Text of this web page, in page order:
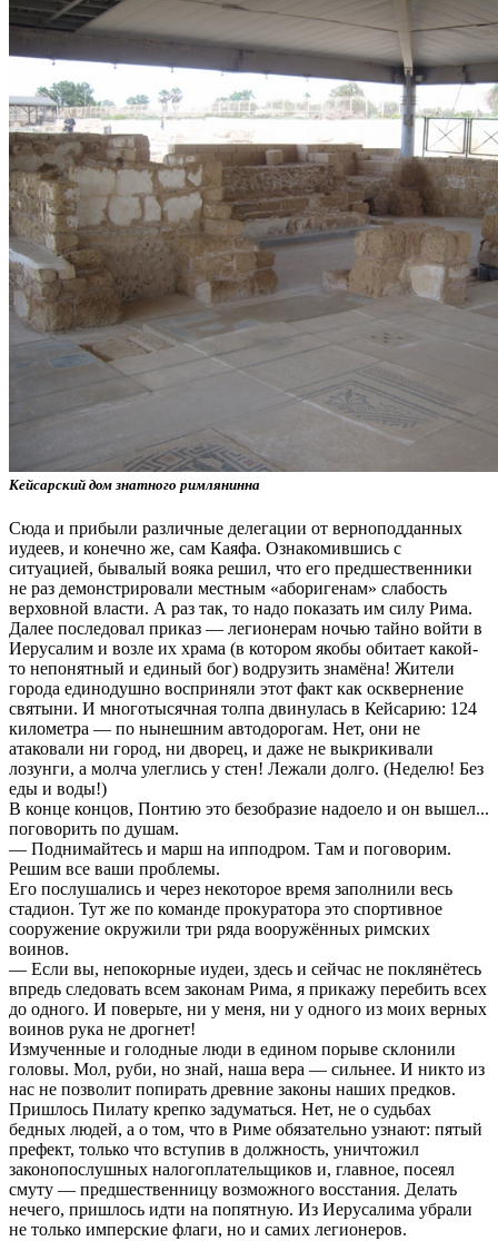
Кейсарский дом знатного римлянинна
Сюда и прибыли различные делегации от верноподданных
иудеев, и конечно же, сам Каяфа. Ознакомившись с
ситуацией, бывалый вояка решил, что его предшественники
не раз демонстрировали местным «аборигенам» слабость
верховной власти. А раз так, то надо показать им силу Рима.
Далее последовал приказ — легионерам ночью тайно войти в
Иерусалим и возле их храма (в котором якобы обитает какой-
то непонятный и единый бог) водрузить знамёна! Жители
города единодушно восприняли этот факт как осквернение
святыни. И многотысячная толпа двинулась в Кейсарию: 124
километра — по нынешним автодорогам. Нет, они не
атаковали ни город, ни дворец, и даже не выкрикивали
лозунги, а молча улеглись у стен! Лежали долго. (Неделю! Без
еды и воды!)
В конце концов, Понтию это безобразие надоело и он вышел...
поговорить по душам.
— Поднимайтесь и марш на ипподром. Там и поговорим.
Решим все ваши проблемы.
Его послушались и через некоторое время заполнили весь
стадион. Тут же по команде прокуратора это спортивное
сооружение окружили три ряда вооружённых римских
воинов.
— Если вы, непокорные иудеи, здесь и сейчас не поклянётесь
впредь следовать всем законам Рима, я прикажу перебить всех
до одного. И поверьте, ни у меня, ни у одного из моих верных
воинов рука не дрогнет!
Измученные и голодные люди в едином порыве склонили
головы. Мол, руби, но знай, наша вера — сильнее. И никто из
нас не позволит попирать древние законы наших предков.
Пришлось Пилату крепко задуматься. Нет, не о судьбах
бедных людей, а о том, что в Риме обязательно узнают: пятый
префект, только что вступив в должность, уничтожил
законопослушных налогоплательщиков и, главное, посеял
смуту — предшественницу возможного восстания. Делать
нечего, пришлось идти на попятную. Из Иерусалима убрали
не только имперские флаги, но и самих легионеров.